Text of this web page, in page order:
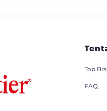
Top
FAQ